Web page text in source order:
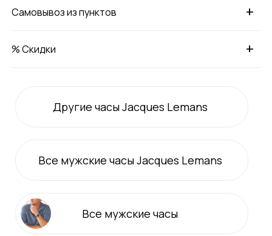
+
Самовывоз из пунктов
+
% Скидки
Другие часы Jacques Lemans
Все мужские часы Jacques Lemans
Все мужские часы